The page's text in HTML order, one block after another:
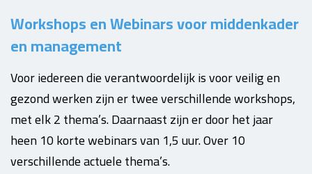
Workshops en Webinars voor middenkader
en management
Voor iedereen die verantwoordelijk is voor veilig en
gezond werken zijn er twee verschillende workshops,
met elk 2 thema’s. Daarnaast zijn er door het jaar
heen 10 korte webinars van 1,5 uur. Over 10
verschillende actuele thema’s.